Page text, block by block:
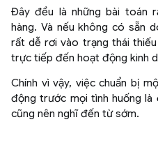
Đây đều là những bài toán
hàng. Và nếu không có sẵn
rất dễ rơi vào trạng thái thiếu
trực tiếp đến hoạt động kinh
Chính vì vậy, việc chuẩn bị
động trước mọi tình huống
cũng nên nghĩ đến từ sớm.